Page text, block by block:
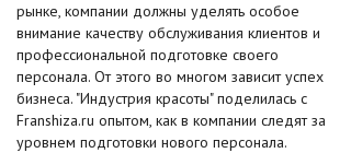
рынке, компании должны уделять особое
внимание качеству обслуживания клиентов и
профессиональной подготовке своего
персонала. От этого во многом зависит успех
бизнеса. "Индустрия красоты" поделилась с
Franshiza.ru опытом, как в компании следят за
уровнем подготовки нового персонала.